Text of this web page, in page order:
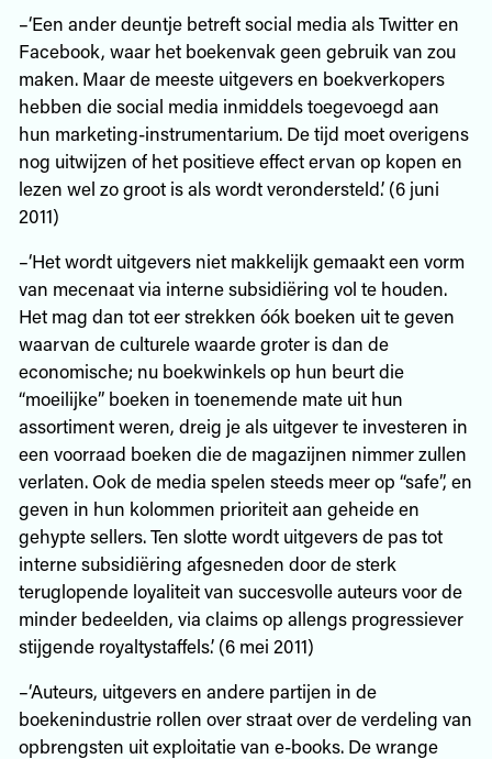
–‘Een ander deuntje betreft social media als Twitter en
Facebook, waar het boekenvak geen gebruik van zou
maken. Maar de meeste uitgevers en boekverkopers
hebben die social media inmiddels toegevoegd aan
hun marketing-instrumentarium. De tijd moet overigens
nog uitwijzen of het positieve effect ervan op kopen en
lezen wel zo groot is als wordt verondersteld.’ (6 juni
2011)
–‘Het wordt uitgevers niet makkelijk gemaakt een vorm
van mecenaat via interne subsidiëring vol te houden.
Het mag dan tot eer strekken óók boeken uit te geven
waarvan de culturele waarde groter is dan de
economische; nu boekwinkels op hun beurt die
“moeilijke” boeken in toenemende mate uit hun
assortiment weren, dreig je als uitgever te investeren in
een voorraad boeken die de magazijnen nimmer zullen
verlaten. Ook de media spelen steeds meer op “safe”, en
geven in hun kolommen prioriteit aan geheide en
gehypte sellers. Ten slotte wordt uitgevers de pas tot
interne subsidiëring afgesneden door de sterk
teruglopende loyaliteit van succesvolle auteurs voor de
minder bedeelden, via claims op allengs progressiever
stijgende royaltystaffels.’ (6 mei 2011)
–‘Auteurs, uitgevers en andere partijen in de
boekenindustrie rollen over straat over de verdeling van
opbrengsten uit exploitatie van e-books. De wrange